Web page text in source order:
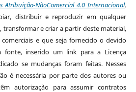
Atribuição-NãoComercial 4.0 Internacional.
distribuir e reproduzir em qualquer
transformar e criar a partir deste material,
e que seja fornecido o devido
fonte, inserido um link para a Licença
se mudanças foram feitas. Nesses
é necessária por parte dos autores ou
autorização para assumir contratos